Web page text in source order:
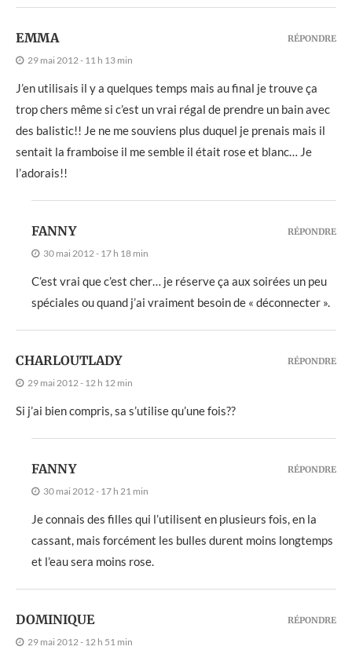
EMMA
29 mai 2012 - 11 h 13 min
J’en utilisais il y a quelques temps mais au final je trouve ça
trop chers même si c’est un vrai régal de prendre un bain avec
des balistic!! Je ne me souviens plus duquel je prenais mais il
sentait la framboise il me semble il était rose et blanc… Je
l’adorais!!
RÉPONDRE
FANNY
30 mai 2012 - 17 h 18 min
C’est vrai que c’est cher… je réserve ça aux soirées un peu
spéciales ou quand j’ai vraiment besoin de « déconnecter ».
RÉPONDRE
CHARLOUTLADY
29 mai 2012 - 12 h 12 min
Si j’ai bien compris, sa s’utilise qu’une fois??
RÉPONDRE
FANNY
30 mai 2012 - 17 h 21 min
Je connais des filles qui l’utilisent en plusieurs fois, en la
cassant, mais forcément les bulles durent moins longtemps
et l’eau sera moins rose.
RÉPONDRE
DOMINIQUE
29 mai 2012 - 12 h 51 min
RÉPONDRE